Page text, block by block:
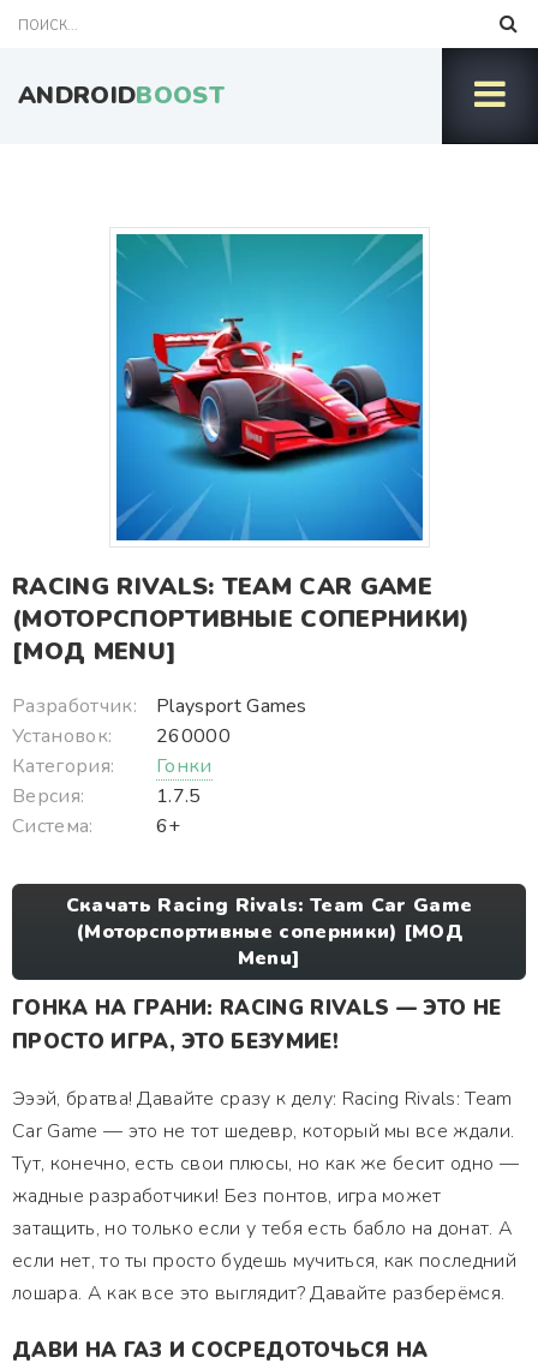
ANDROIDBOOST
RACING RIVALS: TEAM CAR GAME
(МОТОРСПОРТИВНЫЕ СОПЕРНИКИ)
[МОД MENU]
Разработчик:
Playsport Games
Установок:
260000
Категория:
Гонки
Версия:
1.7.5
Система:
6+
Скачать Racing Rivals: Team Car Game
(Моторспортивные соперники) [МОД
Menu]
ГОНКА НА ГРАНИ: RACING RIVALS — ЭТО НЕ
ПРОСТО ИГРА, ЭТО БЕЗУМИЕ!
Эээй, братва! Давайте сразу к делу: Racing Rivals: Team
Car Game — это не тот шедевр, который мы все ждали.
Тут, конечно, есть свои плюсы, но как же бесит одно —
жадные разработчики! Без понтов, игра может
затащить, но только если у тебя есть бабло на донат. А
если нет, то ты просто будешь мучиться, как последний
лошара. А как все это выглядит? Давайте разберёмся.
ДАВИ НА ГАЗ И СОСРЕДОТОЧЬСЯ НА